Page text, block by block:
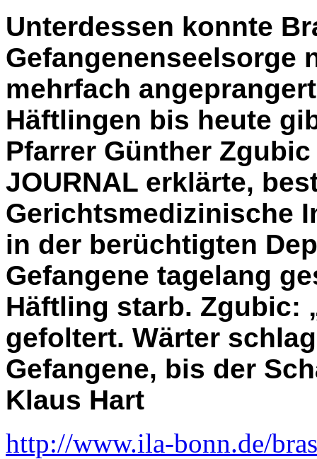
Unterdessen konnte
Gefangenenseelsorge
mehrfach
Häftlingen bis heute
Pfarrer Günther
JOURNAL erklärte,
Gerichtsmedizinische
in der berüchtigten
Gefangene tagelang
Häftling starb. Zgubic:
gefoltert. Wärter
Gefangene, bis der
Klaus Hart
http://www.ila-bonn.de/